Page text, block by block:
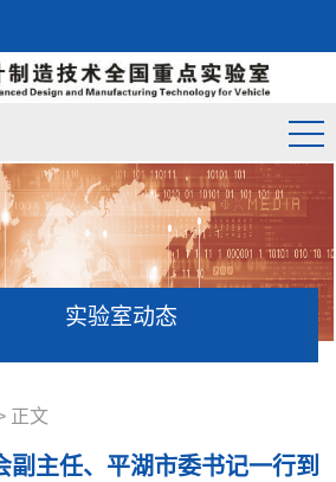
实验室动态
正文
副主任、平湖市委书记一行到